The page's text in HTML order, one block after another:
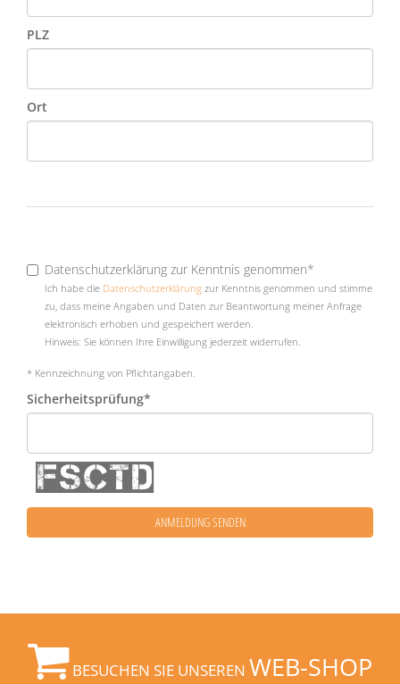
PLZ
Ort
Datenschutzerklärung zur Kenntnis genommen*
Ich habe die Datenschutzerklärung zur Kenntnis genommen und stimme
zu, dass meine Angaben und Daten zur Beantwortung meiner Anfrage
elektronisch erhoben und gespeichert werden.
Hinweis: Sie können Ihre Einwilligung jederzeit widerrufen.
* Kennzeichnung von Pflichtangaben.
Sicherheitsprüfung*
ANMELDUNG SENDEN
BESUCHEN SIE UNSEREN WEB-SHOP